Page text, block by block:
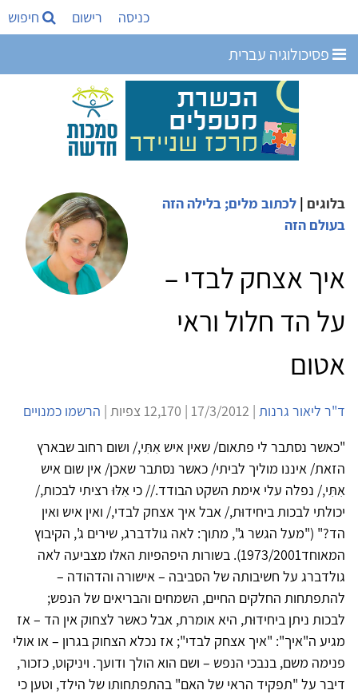
כניסה רישום חיפוש
פסיכולוגיה עברית
בלוגים | לכתוב מלים; בלילה הזה
בעולם הזה
איך אצחק לבדי –
על הד חלול וראי
אטום
ד"ר ליאור גרנות | 17/3/2012 | 12,170 צפיות |
הרשמו כמנויים
"כאשר נסתבר לי פתאום/ שאין איש אִתִּי,/ ושום רחוב שבארץ
הזאת/ איננו מוליך לביתי/ כאשר נסתבר שאכן/ אין שום איש
אִתִּי,/ נפלה עלי אימת השקט הבודד.// כי אִלּוּ רציתי לבכות,/
יכולתי לבכות ביחידוּת,/ אבל איך אצחק לבדי,/ ואין איש ואין
הד?" ("מעל הגשר ג", מתוך: לאה גולדברג, שירים ג', הקיבוץ
המאוחד1973/2001). בשורות היפהפיות האלו מצביעה לאה
גולדברג על חשיבותה של הסביבה – אישורה והדהודה –
להתפתחות החלקים החיים, השמחים והבריאים של הנפש;
לבכות ניתן ביחידוּת, היא אומרת, אבל כאשר לצחוק אין הד – אז
מגיע ה"איך": "איך אצחק לבדי"; אז נכלא הצחוק בגרון – או אולי
פנימה משם, בנבכי הנפש – ושם הוא הולך ודועך. ויניקוט, כזכור,
דיבר על "תפקיד הראי של האם" בהתפתחותו של הילד, וטען כי